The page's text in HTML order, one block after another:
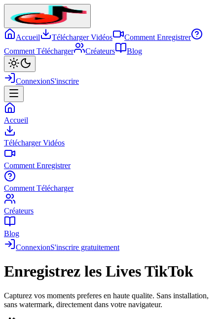
Accueil Télécharger Vidéos
Comment Enregistrer
Comment Télécharger
Créateurs Blog
ConnexionS'inscrire
Accueil
Télécharger Vidéos
Comment Enregistrer
Comment Télécharger
Créateurs
Blog
ConnexionS'inscrire gratuitement
Enregistrez les Lives TikTok
Capturez vos moments preferes en haute qualite. Sans installation,
sans watermark, directement dans votre navigateur.